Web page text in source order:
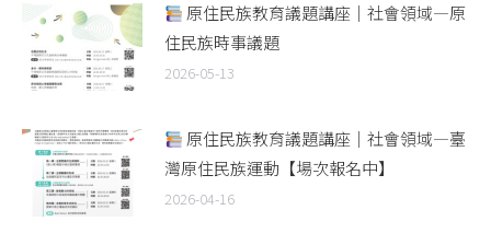
原住民族教育議題講座｜社會領域—原
住民族時事議題
2026-05-13
原住民族教育議題講座｜社會領域—臺
灣原住民族運動【場次報名中】
2026-04-16